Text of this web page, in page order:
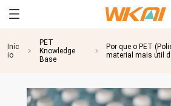
Iníc
io
PET
Knowledge
Base
Por que o PET
material mais útil